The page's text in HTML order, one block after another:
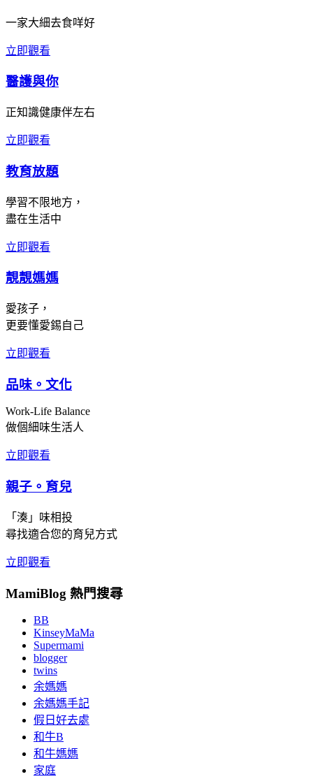
一家大細去食咩好
立即觀看
醫護與你
正知識健康伴左右
立即觀看
教育放題
學習不限地方，
盡在生活中
立即觀看
靚靚媽媽
愛孩子，
更要懂愛錫自己
立即觀看
品味。文化
Work-Life Balance
做個細味生活人
立即觀看
親子。育兒
「湊」味相投
尋找適合您的育兒方式
立即觀看
MamiBlog 熱門搜尋
BB
KinseyMaMa
Supermami
blogger
twins
余媽媽
余媽媽手記
假日好去處
和牛B
和牛媽媽
家庭